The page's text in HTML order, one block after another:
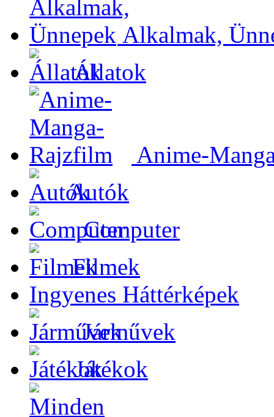
Alkalmak,
Állatok
Anime-
Autók
Computer
Filmek
Ingyenes Háttérképek
Járművek
Játékok